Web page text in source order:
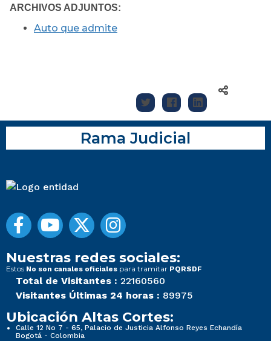
ARCHIVOS ADJUNTOS:
Auto que admite
Rama Judicial
Nuestras redes sociales:
Estos No son canales oficiales para tramitar PQRSDF
Total de Visitantes : 22160560
Visitantes Últimas 24 horas : 89975
Ubicación Altas Cortes:
Calle 12 No 7 - 65, Palacio de Justicia Alfonso Reyes Echandía
Bogotá - Colombia